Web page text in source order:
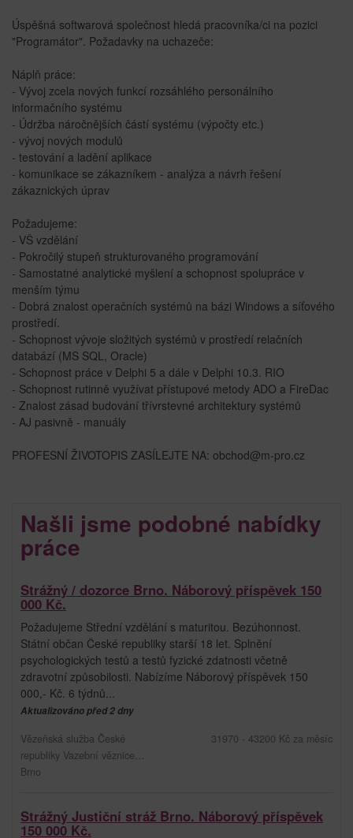
Úspěšná softwarová společnost hledá pracovníka/ci na pozici
"Programátor". Požadavky na uchazeče:
Náplň práce:
- Vývoj zcela nových funkcí rozsáhlého personálního
informačního systému
- Údržba náročnějších částí systému (výpočty etc.)
- vývoj nových modulů
- testování a ladění aplikace
- komunikace se zákazníkem - analýza a návrh řešení
zákaznických úprav
Požadujeme:
- VŠ vzdělání
- Pokročilý stupeň strukturovaného programování
- Samostatné analytické myšlení a schopnost spolupráce v
menším týmu
- Dobrá znalost operačních systémů na bázi Windows a síťového
prostředí.
- Schopnost vývoje složitých systémů v prostředí relačních
databází (MS SQL, Oracle)
- Schopnost práce v Delphi 5 a dále v Delphi 10.3. RIO
- Schopnost rutinně využívat přístupové metody ADO a FireDac
- Znalost zásad budování třívrstevné architektury systémů
- AJ pasivně - manuály
PROFESNÍ ŽIVOTOPIS ZASÍLEJTE NA: obchod@m-pro.cz
Našli jsme podobné nabídky
práce
Strážný / dozorce Brno. Náborový příspěvek 150
000 Kč.
Požadujeme Střední vzdělání s maturitou. Bezúhonnost.
Státní občan České republiky starší 18 let. Splnění
psychologických testů a testů fyzické zdatnosti včetně
zdravotní způsobilosti. Nabízíme Náborový příspěvek 150
000,- Kč. 6 týdnů...
Aktualizováno před 2 dny
Vězeňská služba České
republiky Vazební věznice…
Brno
31970 - 43200 Kč za měsíc
Strážný Justiční stráž Brno. Náborový příspěvek
150 000 Kč.